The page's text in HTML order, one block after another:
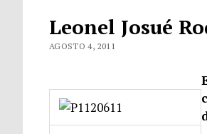
Leonel Josué
AGOSTO 4, 2011